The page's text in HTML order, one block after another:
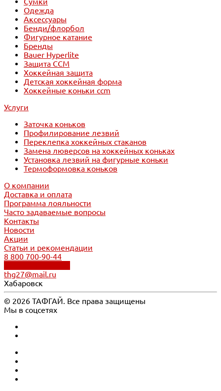
Одежда
Аксессуары
Бенди/флорбол
Фигурное катание
Бренды
Bauer Hyperlite
Защита CCM
Хоккейная защита
Детская хоккейная форма
Хоккейные коньки ccm
Услуги
Заточка коньков
Профилирование лезвий
Переклепка хоккейных стаканов
Замена люверсов на хоккейных коньках
Установка лезвий на фигурные коньки
Термоформовка коньков
О компании
Доставка и оплата
Программа лояльности
Часто задаваемые вопросы
Контакты
Новости
Акции
Статьи и рекомендации
8 800 700-90-44
thg27@mail.ru
Хабаровск
© 2026 ТАФГАЙ. Все права защищены
Мы в соцсетях